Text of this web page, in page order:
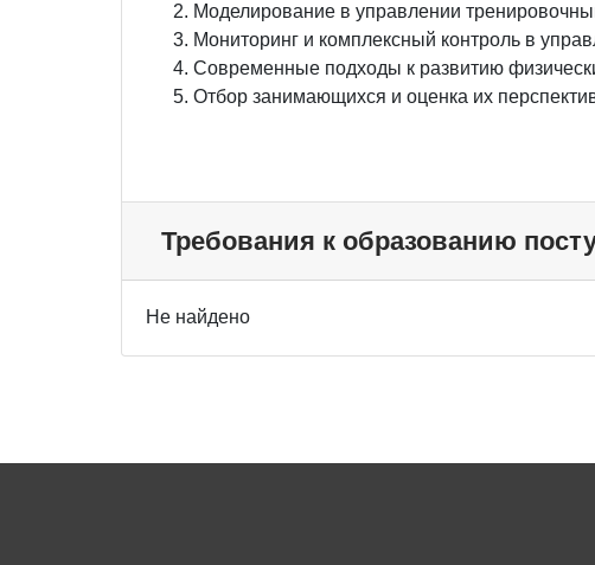
Моделирование в управлении
Мониторинг и комплексный контроль в
Современные подходы к развитию
Отбор занимающихся и оценка их
Требования к образованию
Не найдено